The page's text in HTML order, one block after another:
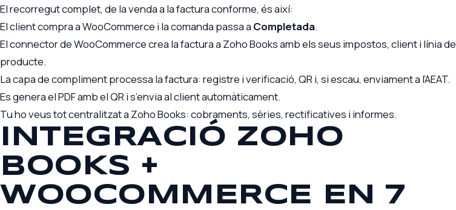
El recorregut complet, de la venda a la factura conforme, és així:
El client compra a WooCommerce i la comanda passa a Completada.
El connector de WooCommerce crea la factura a Zoho Books amb els seus impostos, client i línia de
producte.
La capa de compliment processa la factura: registre i verificació, QR i, si escau, enviament a l’AEAT.
Es genera el PDF amb el QR i s’envia al client automàticament.
Tu ho veus tot centralitzat a Zoho Books: cobraments, sèries, rectificatives i informes.
INTEGRACIÓ ZOHO
BOOKS +
WOOCOMMERCE EN 7